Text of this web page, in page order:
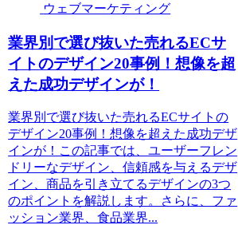
ウェブマーケティング
業界別で選び抜いた売れるECサ
イトのデザイン20事例！想像を超
えた成功デザインが！
業界別で選び抜いた売れるECサイトの
デザイン20事例！想像を超えた成功デザ
インが！この記事では、ユーザーフレン
ドリーなデザイン、信頼感を与えるデザ
イン、商品を引き立てるデザインの3つ
のポイントを解説します。さらに、ファ
ッション業界、食品業界...